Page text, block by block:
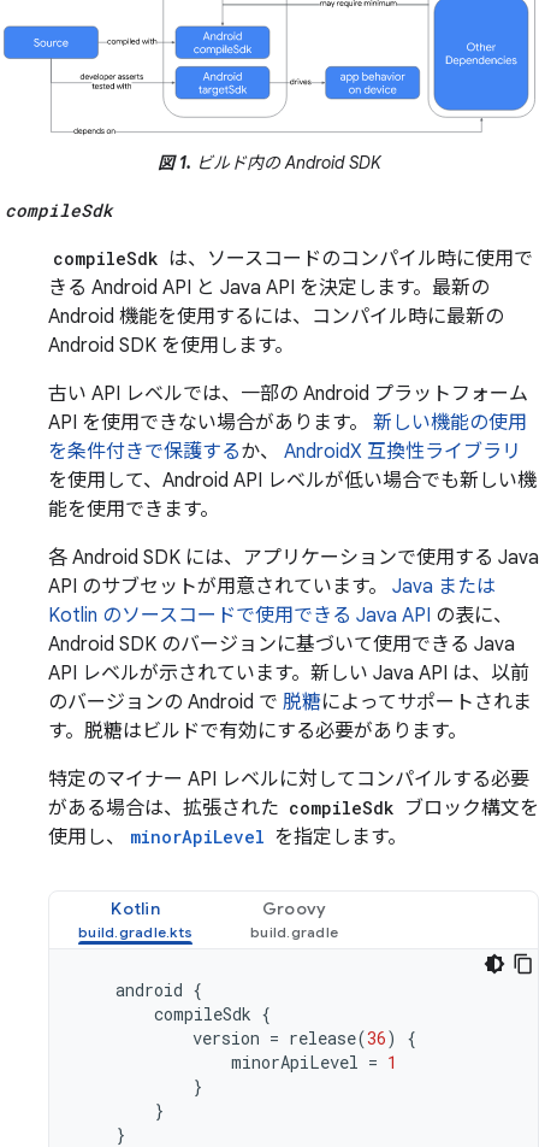
図 1. ビルド内の Android SDK
compileSdk
compileSdk は、ソースコードのコンパイル時に使用で
きる Android API と Java API を決定します。最新の
Android 機能を使用するには、コンパイル時に最新の
Android SDK を使用します。
古い API レベルでは、一部の Android プラットフォーム
API を使用できない場合があります。
新しい機能の使用
を条件付きで保護するか、
AndroidX 互換性ライブラリ
を使用して、Android API レベルが低い場合でも新しい機
能を使用できます。
各 Android SDK には、アプリケーションで使用する Java
API のサブセットが用意されています。
Java または
Kotlin のソースコードで使用できる Java API の表に、
Android SDK のバージョンに基づいて使用できる Java
API レベルが示されています。新しい Java API は、以前
のバージョンの Android で 脱糖によってサポートされま
す。脱糖はビルドで有効にする必要があります。
特定のマイナー API レベルに対してコンパイルする必要
がある場合は、拡張された compileSdk ブロック構文を
使用し、
minorApiLevel を指定します。
Kotlin Groovy
android {
compileSdk {
version = release(36)
{
minorApiLevel = 1
}
}
}